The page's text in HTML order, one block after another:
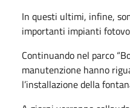
In questi ultimi, infine,
importanti impianti
Continuando nel parco
manutenzione hanno
l’installazione della